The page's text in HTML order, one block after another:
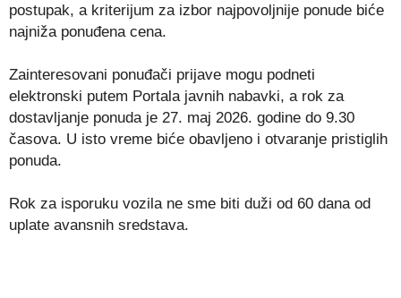
postupak, a kriterijum za izbor najpovoljnije ponude biće
najniža ponuđena cena.
Zainteresovani ponuđači prijave mogu podneti
elektronski putem Portala javnih nabavki, a rok za
dostavljanje ponuda je 27. maj 2026. godine do 9.30
časova. U isto vreme biće obavljeno i otvaranje pristiglih
ponuda.
Rok za isporuku vozila ne sme biti duži od 60 dana od
uplate avansnih sredstava.